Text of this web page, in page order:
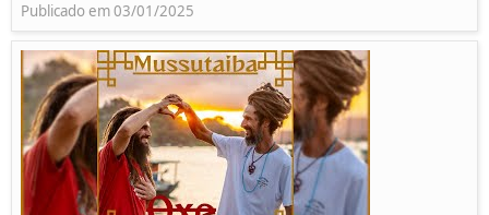
Publicado em 03/01/2025